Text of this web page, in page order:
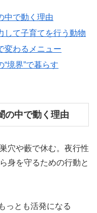
中で動く理由
して子育てを行う動物
変わるメニュー
境界”で暮らす
の中で動く理由
穴や藪で休む。夜行性
身を守るための行動と
っとも活発になる